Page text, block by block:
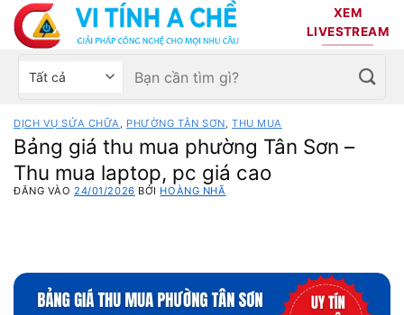
Bỏ
qua
nội
dung
XEM
LIVESTREAM
Chọn
sản
phẩm
Tìm
kiếm:
DỊCH VỤ SỬA CHỮA PHƯỜNG TÂN SƠN ,THU MUA
Bảng giá thu mua phường Tân Sơn –
Thu mua laptop, pc giá cao
ĐĂNG VÀO24/01/2026 BỞI HOÀNG NHÃ